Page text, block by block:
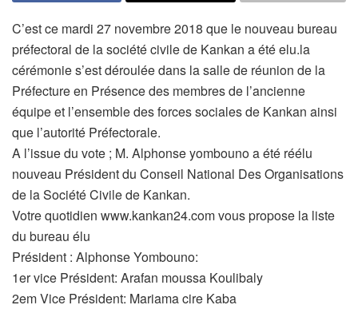
C’est ce mardi 27 novembre 2018 que le nouveau bureau
préfectoral de la société civile de Kankan a été elu.la
cérémonie s’est déroulée dans la salle de réunion de la
Préfecture en Présence des membres de l’ancienne
équipe et l’ensemble des forces sociales de Kankan ainsi
que l’autorité Préfectorale.
A l’issue du vote ; M. Alphonse yombouno a été réélu
nouveau Président du Conseil National Des Organisations
de la Société Civile de Kankan.
Votre quotidien www.kankan24.com vous propose la liste
du bureau élu
Président : Alphonse Yombouno:
1er vice Président: Arafan moussa Koulibaly
2em Vice Président: Mariama cire Kaba